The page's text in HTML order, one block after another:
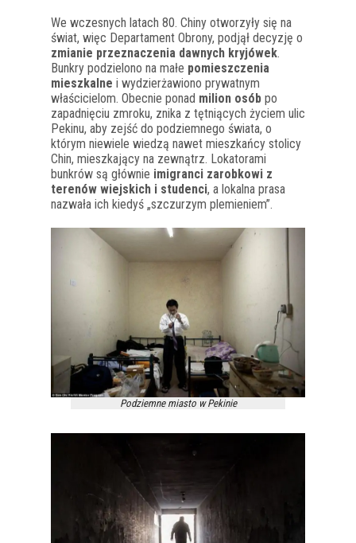
We wczesnych latach 80. Chiny otworzyły się na
świat, więc Departament Obrony, podjął decyzję o
zmianie przeznaczenia dawnych kryjówek.
Bunkry podzielono na małe pomieszczenia
mieszkalne i wydzierżawiono prywatnym
właścicielom. Obecnie ponad milion osób po
zapadnięciu zmroku, znika z tętniących życiem ulic
Pekinu, aby zejść do podziemnego świata, o
którym niewiele wiedzą nawet mieszkańcy stolicy
Chin, mieszkający na zewnątrz. Lokatorami
bunkrów są głównie imigranci zarobkowi z
terenów wiejskich i studenci, a lokalna prasa
nazwała ich kiedyś „szczurzym plemieniem”.
Podziemne miasto w Pekinie